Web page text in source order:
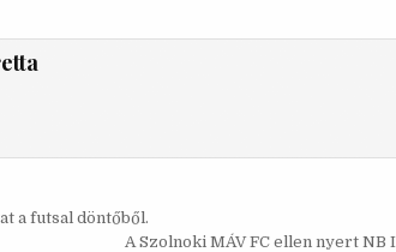
a futsal döntőből.
A Szolnoki MÁV FC ellen nyert NB